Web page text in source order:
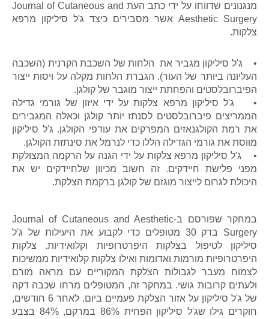
מנגנונים שדווחו על ידי כתב העת Journal of Cutaneous and
Aesthetic Surgery אשר מסבירים כיצד ג'ל סיליקון מרפא
צלקות.
• ג'ל סיליקון מגביר את הלחות של השכבת הקרנית (השכבה
העליונה ביותר של העור). הגברת הלחות מקלה על ויסות ייצור
הפיברובלסטים והפחתת ייצור מוגבר של קולגן.
• ג'ל סיליקון מרפא צלקות על ידי איזון של גורמי גדילה
הממריצים פיברובלסטים לסנתז יותר קולגן וכאלה המגבירים
את רמת הקולגנאזים המפרקים את עודפי הקולגן. ג'ל סיליקון
מווסת את גורמי הגדילה הללו כדי לנרמל את סינתזת הקולגן.
• ג'ל סיליקון מרפא צלקות על ידי הגנה על הרקמה המצולקת
מפני פלישת חיידקים. זה חשוב מכיוון שלחיידקים יש את
היכולת לגרום לייצור מוגזם של קולגן ברקמת הצלקת.
במחקר שפורסם ב-Journal of Cutaneous and Aesthetic
Surgery בדק 30 מטופלים כדי לקבוע את היעילות של ג'ל
סיליקון לטיפול בצלקות היפרטרופיות וקלואידיות. צלקות
היפרטרופיות מורמות ואדומות ואילו צלקות קלואידיות ממשיכות
לצמוח מעבר לגבולות הצלקת המקוריים עם מראה מורם
ולעתים קרובות גושי. במחקר זה, המטופלים מרחו שכבה דקה
של ג'ל סיליקון על אזור הצלקת פעמיים ביום. לאחר 6 חודשים,
חוקרים גילו שג'ל סיליקון הפחית 86% במרקם, 84% בצבע